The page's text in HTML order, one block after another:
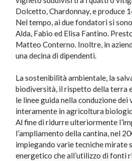
Dolcetto, Chardonnay, e produce
Nel tempo, ai due fondatori si
Alda, Fabio ed Elisa Fantino.
Matteo Conterno. Inoltre, in
una decina di dipendenti.
La sostenibilità ambientale, la
biodiversità, il rispetto della terra
le linee guida nella conduzione
interamente in agricoltura
Al fine di ridurre ulteriormente
l’ampliamento della cantina, nel
impiegando varie tecniche mirate
energetico che all’utilizzo di fonti